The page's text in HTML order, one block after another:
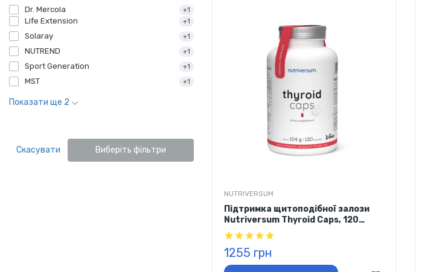
MST +1
Sport Generation +1
NUTREND +1
Solaray +1
Life Extension +1
Dr. Mercola +1
Показати ще 2
Скасувати Виберіть фільтри
NUTRIVERSUM
Підтримка щитоподібної залози
Nutriversum Thyroid Caps, 120
капсул
1255 грн